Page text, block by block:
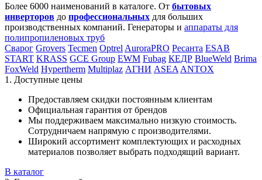
Более 6000 наименований в каталоге. От бытовых
инверторов до профессиональных для больших
производственных компаний. Генераторы и аппараты для
полипропиленовых труб
Сварог Grovers Tecmen Optrel AuroraPRO Ресанта ESAB
START KRASS GCE Group EWM Fubag КЕДР BlueWeld Brima
FoxWeld Hypertherm Multiplaz АГНИ ASEA ANTOX
1. Доступные цены
Предоставляем скидки постоянным клиентам
Официальная гарантия от брендов
Мы поддерживаем максимально низкую стоимость.
Сотрудничаем напрямую с производителями.
Широкий ассортимент комплектующих и расходных
материалов позволяет выбрать подходящий вариант.
В каталог